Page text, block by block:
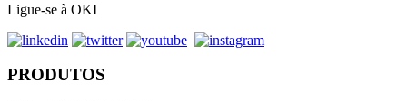
Ligue-se à OKI
PRODUTOS